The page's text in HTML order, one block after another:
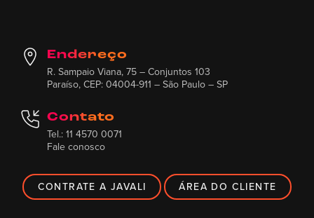
Endereço
R. Sampaio Viana, 75 – Conjuntos 103
Paraíso, CEP: 04004-911 – São Paulo – SP
Contato
Tel.: 11 4570 0071
Fale conosco
CONTRATE A JAVALI ÁREA DO CLIENTE